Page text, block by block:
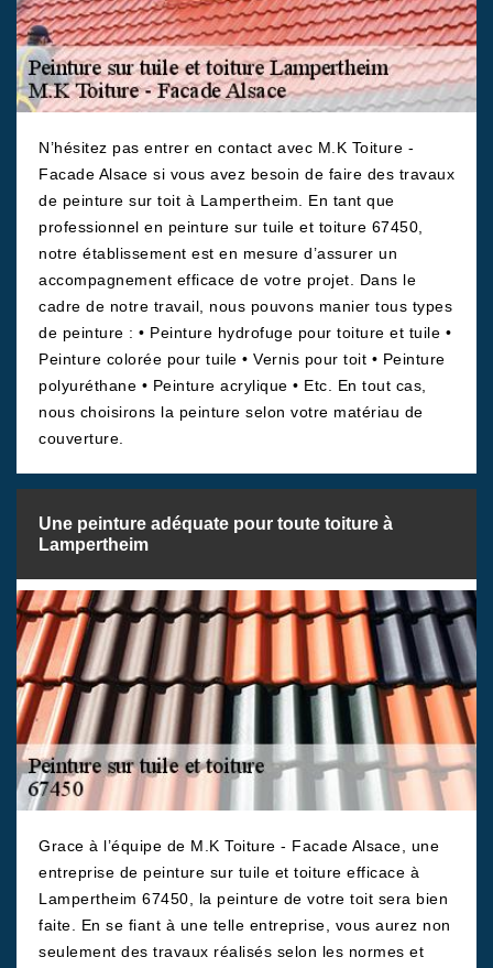
N’hésitez pas entrer en contact avec M.K Toiture -
Facade Alsace si vous avez besoin de faire des travaux
de peinture sur toit à Lampertheim. En tant que
professionnel en peinture sur tuile et toiture 67450,
notre établissement est en mesure d’assurer un
accompagnement efficace de votre projet. Dans le
cadre de notre travail, nous pouvons manier tous types
de peinture : • Peinture hydrofuge pour toiture et tuile •
Peinture colorée pour tuile • Vernis pour toit • Peinture
polyuréthane • Peinture acrylique • Etc. En tout cas,
nous choisirons la peinture selon votre matériau de
couverture.
Une peinture adéquate pour toute toiture à
Lampertheim
Grace à l’équipe de M.K Toiture - Facade Alsace, une
entreprise de peinture sur tuile et toiture efficace à
Lampertheim 67450, la peinture de votre toit sera bien
faite. En se fiant à une telle entreprise, vous aurez non
seulement des travaux réalisés selon les normes et